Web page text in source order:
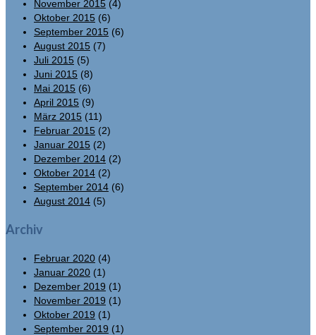
November 2015 (4)
Oktober 2015 (6)
September 2015 (6)
August 2015 (7)
Juli 2015 (5)
Juni 2015 (8)
Mai 2015 (6)
April 2015 (9)
März 2015 (11)
Februar 2015 (2)
Januar 2015 (2)
Dezember 2014 (2)
Oktober 2014 (2)
September 2014 (6)
August 2014 (5)
Archiv
Februar 2020 (4)
Januar 2020 (1)
Dezember 2019 (1)
November 2019 (1)
Oktober 2019 (1)
September 2019 (1)